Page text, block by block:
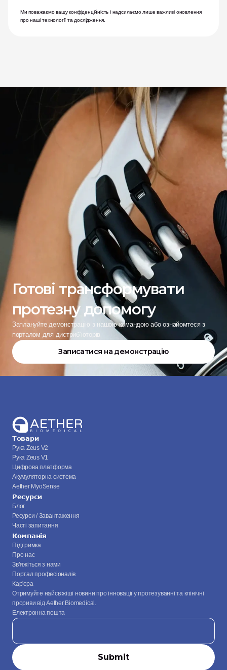
Ми поважаємо вашу конфіденційність і надсилаємо лише важливі оновлення
про наші технології та дослідження.
Готові трансформувати
протезну допомогу
Заплануйте демонстрацію з нашою командою або ознайомтеся з
порталом для дистриб’юторів
Записатися на демонстрацію
Товари
Рука Zeus V2
Рука Zeus V1
Цифрова платформа
Акумуляторна система
Aether MyoSense
Ресурси
Блог
Ресурси / Завантаження
Часті запитання
Компанія
Підтримка
Про нас
Зв’яжіться з нами
Портал професіоналів
Кар'єра
Отримуйте найсвіжіші новини про інновації у протезуванні та клінічні
прориви від Aether Biomedical.
Електронна пошта